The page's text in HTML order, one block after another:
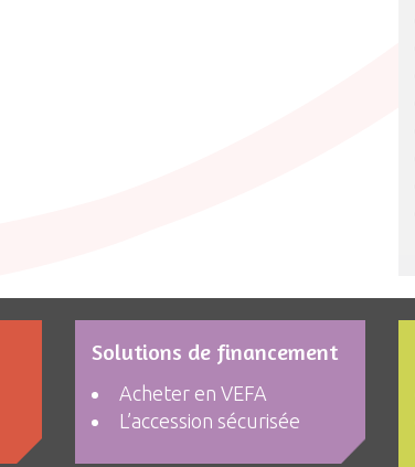
Solutions de financement
Acheter en VEFA
L’accession sécurisée